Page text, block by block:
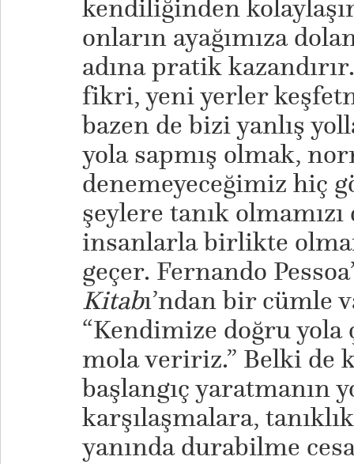
kendiliğinden
onların ayağımıza
adına pratik
fikri, yeni yerler
bazen de bizi yanlış
yola sapmış olmak,
denemeyeceğimiz hiç
şeylere tanık
insanlarla birlikte
geçer. Fernando
Kitabı’ndan bir cümle
“Kendimize doğru yola
mola veririz.” Belki de
başlangıç yaratmanın
karşılaşmalara,
yanında durabilme